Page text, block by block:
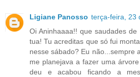
Ligiane Panosso terça-feira, 23
Oi Aninhaaaa!! que saudades
tua! Tu acreditas que só fui
nesse sábado? Eu não...sempre
me planejava a fazer uma
deu e acabou ficando a